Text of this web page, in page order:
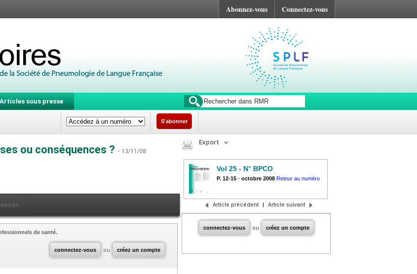
Abonnez-vous Connectez-vous
sous presse
S'abonner
ou conséquences ? - 13/11/08
connectez-vous ou créez un compte
de santé.
Export
Vol 25 - N° BPCO
P. 12-15 - octobre 2008 Retour au numéro
Article précédent | Article suivant
connectez-vous ou créez un compte